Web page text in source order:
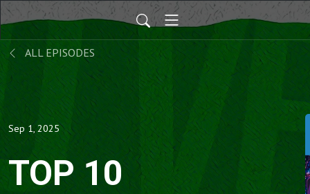
ALL EPISODES
Sep 1, 2025
TOP 10